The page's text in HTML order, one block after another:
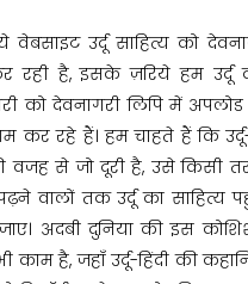
उर्दू साहित्य को
है, इसके ज़रिये हम उर्दू
को देवनागरी लिपि में
कर रहे हैं। हम चाहते हैं कि
वजह से जो दूरी है, उसे किसी
वालों तक उर्दू का साहित्य
अदबी दुनिया की इस
है, जहाँ उर्दू-हिंदी की